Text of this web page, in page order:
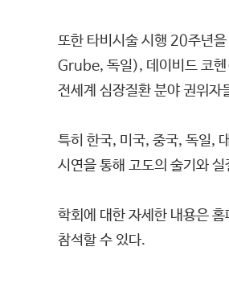
또한 타비시술 시행 20주년
Grube, 독일), 데이비드 코
전세계 심장질환 분야 권위자
특히 한국, 미국, 중국, 독일,
시연을 통해 고도의 술기와
학회에 대한 자세한 내용은
참석할 수 있다.